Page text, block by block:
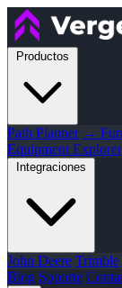
Productos
Path Planner →
Equipment Explorer
Integraciones
John Deere Trimble
Blog Soporte